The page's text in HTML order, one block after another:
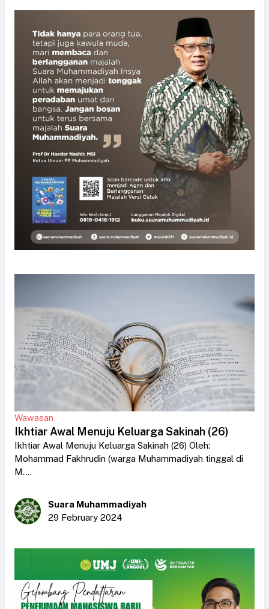
Wawasan
Ikhtiar Awal Menuju Keluarga Sakinah (26)
Ikhtiar Awal Menuju Keluarga Sakinah (26) Oleh:
Mohammad Fakhrudin (warga Muhammadiyah tinggal di
M....
Suara Muhammadiyah
29 February 2024